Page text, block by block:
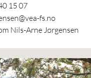
15 07
fs.no
Nils-Arne Jørgensen